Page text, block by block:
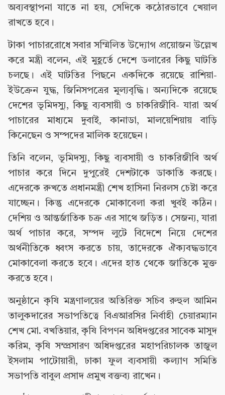
অব্যবস্থাপনা যাতে না হয়, সেদিকে কঠোরভাবে খেয়াল
রাখতে হবে।
টাকা পাচাররোধে সবার সম্মিলিত উদ্যোগ প্রয়োজন উল্লেখ
করে মন্ত্রী বলেন, এই মুহূর্তে দেশে ডলারের কিছু ঘাটতি
চলছে। এই ঘাটতির পিছনে একদিকে রয়েছে রাশিয়া-
ইউক্রেন যুদ্ধ, জিনিসপত্রের মূল্যবৃদ্ধি। অন্যদিকে রয়েছে
দেশের ভূমিদস্যু, কিছু ব্যবসায়ী ও চাকরিজীবি- যারা অর্থ
পাচারের মাধ্যমে দুবাই, কানাডা, মালয়েশিয়ায় বাড়ি
কিনেছেন ও সম্পদের মালিক হয়েছেন।
তিনি বলেন, ভূমিদস্যু, কিছু ব্যবসায়ী ও চাকরিজীবি অর্থ
পাচার করে দিনে দুপুরেই দেশটাকে ডাকাতি করছে।
এদেরকে রুখতে প্রধানমন্ত্রী শেখ হাসিনা নিরলস চেষ্টা করে
যাচ্ছেন। কিন্তু এদেরকে মোকাবেলা করা খুবই কঠিন।
দেশিয় ও আন্তর্জাতিক চক্র এর সাথে জড়িত। সেজন্য, যারা
অর্থ পাচার করে, সম্পদ লুটে বিদেশে নিয়ে দেশের
অর্থনীতিকে ধ্বংস করতে চায়, তাদেরকে ঐক্যবদ্ধভাবে
মোকাবেলা করতে হবে। এদের হাত থেকে জাতিকে মুক্ত
করতে হবে।
অনুষ্ঠানে কৃষি মন্ত্রণালয়ের অতিরিক্ত সচিব রুহুল আমিন
তালুকদারের সভাপতিত্বে বিএআরসির নির্বাহী চেয়ারম্যান
শেখ মো. বখতিয়ার, কৃষি বিপণন অধিদপ্তরের সাবেক মাসুদ
করিম, কৃষি সম্প্রসারণ অধিদপ্তরের মহাপরিচালক তাজুল
ইসলাম পাটোয়ারী, ঢাকা ফুল ব্যবসায়ী কল্যাণ সমিতি
সভাপতি বাবুল প্রসাদ প্রমুখ বক্তব্য রাখেন।